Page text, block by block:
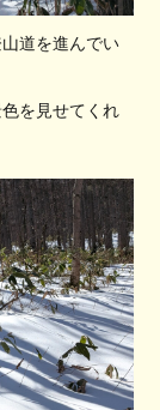
道を進んでい
を見せてくれ